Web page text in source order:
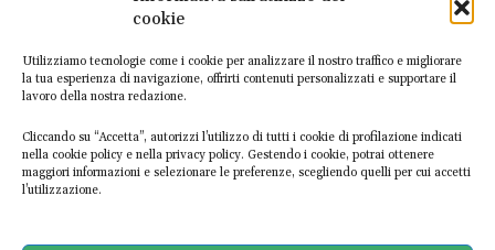
cookie
Utilizziamo tecnologie come i cookie per analizzare il nostro traffico e migliorare
la tua esperienza di navigazione, offrirti contenuti personalizzati e supportare il
lavoro della nostra redazione.
Cliccando su “Accetta”, autorizzi l’utilizzo di tutti i cookie di profilazione indicati
nella cookie policy e nella privacy policy. Gestendo i cookie, potrai ottenere
maggiori informazioni e selezionare le preferenze, scegliendo quelli per cui accetti
l’utilizzazione.